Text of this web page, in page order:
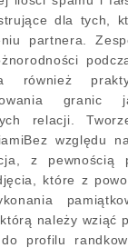
dla tych,
partnera.
również
granic
relacji.
względu
z pewnością
które z
należy wziąć
profilu